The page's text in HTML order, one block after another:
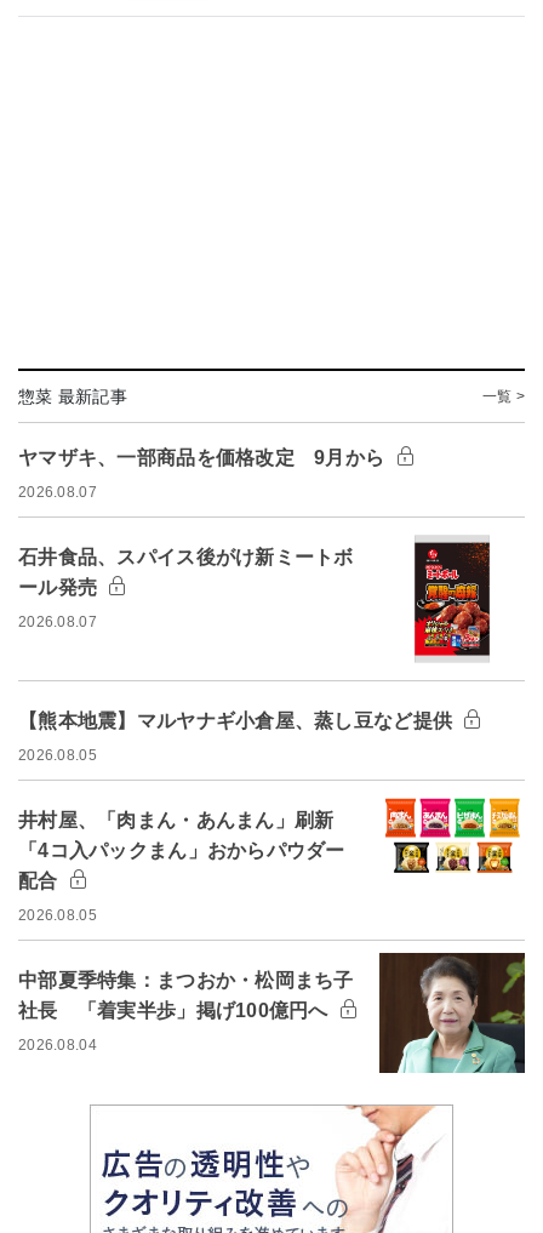
惣菜 最新記事 一覧 >
ヤマザキ、一部商品を価格改定 9月から
2026.08.07
石井食品、スパイス後がけ新ミートボ
ール発売
2026.08.07
【熊本地震】マルヤナギ小倉屋、蒸し豆など提供
2026.08.05
井村屋、「肉まん・あんまん」刷新
「4コ入パックまん」おからパウダー
配合
2026.08.05
中部夏季特集：まつおか・松岡まち子
社長 「着実半歩」掲げ100億円へ
2026.08.04